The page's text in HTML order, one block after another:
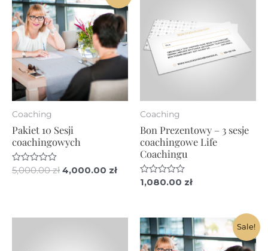
Coaching
Pakiet 10 Sesji
coachingowych
Oceniono
5,000.00zł Pierwotna
4,000.00 złAktualna
Coaching
Bon Prezentowy – 3 sesje
coachingowe Life
Coachingu
Oceniono
1,080.00 zł
Sale!